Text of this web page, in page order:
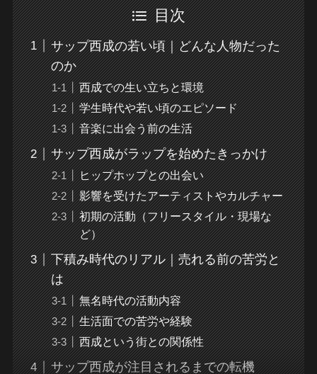
目次
サップ西成の若い頃｜どんな人物だった
のか
西成での生い立ちと環境
学生時代や若い頃のエピソード
音楽に出会う前の生活
サップ西成がラップを始めたきっかけ
ヒップホップとの出会い
影響を受けたアーティストやカルチャー
初期の活動（フリースタイル・現場な
ど）
下積み時代のリアル｜売れる前の苦労と
は
無名時代の活動内容
生活面での苦労や経験
西成という街との関係性
サップ西成が注目されるまでの転機